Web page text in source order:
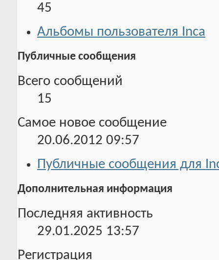
45
Альбомы пользователя Inca
Публичные сообщения
Всего сообщений
15
Самое новое сообщение
20.06.2012 09:57
Публичные сообщения для
Дополнительная информация
Последняя активность
29.01.2025 13:57
Регистрация